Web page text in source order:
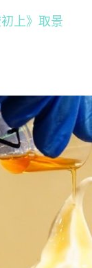
上》取景